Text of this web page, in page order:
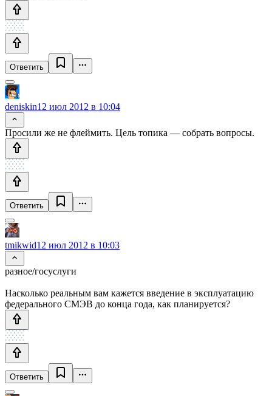
Ответить
deniskin12 июл 2012 в 10:04
Просили же не флеймить. Цель топика — собрать вопросы.
Ответить
tmikwid12 июл 2012 в 10:03
разное/госуслуги
Насколько реальным вам кажется введение в эксплуатацию
федерального СМЭВ до конца года, как планируется?
Ответить